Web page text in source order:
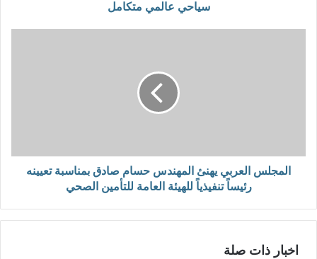
سياحي عالمي متكامل
المجلس العربي يهنئ المهندس حسام صادق بمناسبة تعيينه
رئيساً تنفيذياً للهيئة العامة للتأمين الصحي
اخبار ذات صلة